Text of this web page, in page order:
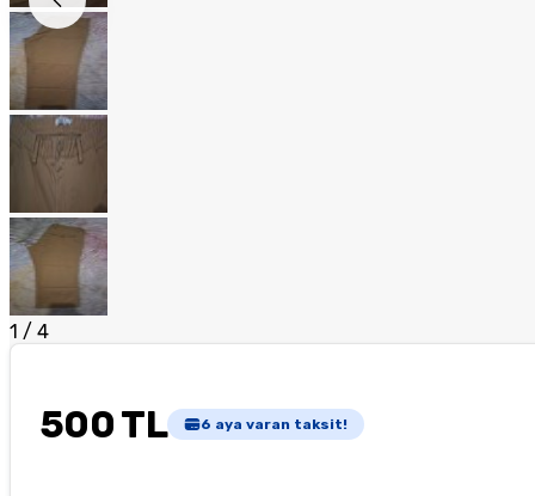
1 / 4
500 TL 6 aya varan taksit!